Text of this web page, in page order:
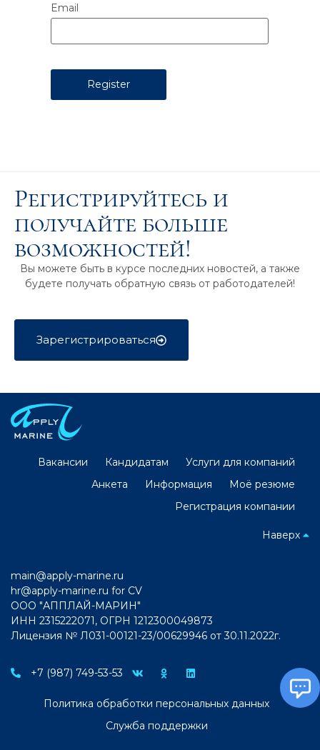
Email
Регистрируйтесь и
получайте больше
возможностей!
Вы можете быть в курсе последних новостей, а также
будете получать обратную связь от работодателей!
Зарегистрироваться
Вакансии Кандидатам
Услуги для компаний
Анкета
Информация
Моё резюме
Регистрация компании
Наверх
main@apply-marine.ru
hr@apply-marine.ru for CV
ООО "АППЛАЙ-МАРИН"
ИНН 2315222071, ОГРН 1212300049873
Лицензия № Л031-00121-23/00629946 от 30.11.2022г.
+7 (987) 749-53-53
Политика обработки персональных данных
Служба поддержки